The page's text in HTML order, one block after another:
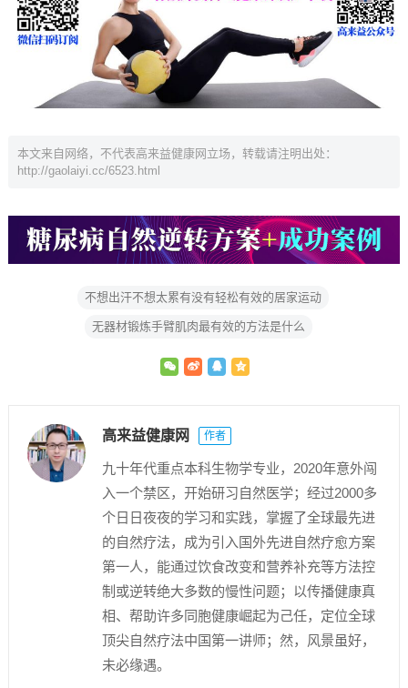
本文来自网络，不代表高来益健康网立场，转载请注明出处：
http://gaolaiyi.cc/6523.html
不想出汗不想太累有没有轻松有效的居家运动
无器材锻炼手臂肌肉最有效的方法是什么
高来益健康网 作者
九十年代重点本科生物学专业，2020年意外闯
入一个禁区，开始研习自然医学；经过2000多
个日日夜夜的学习和实践，掌握了全球最先进
的自然疗法，成为引入国外先进自然疗愈方案
第一人，能通过饮食改变和营养补充等方法控
制或逆转绝大多数的慢性问题；以传播健康真
相、帮助许多同胞健康崛起为己任，定位全球
顶尖自然疗法中国第一讲师；然，风景虽好，
未必缘遇。